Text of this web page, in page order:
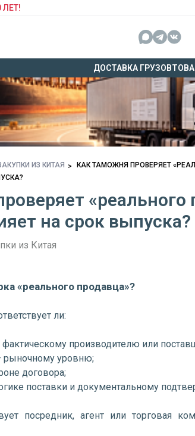
ЛЕТ!
ДОСТАВКА ГРУЗОВ
ИЗ КИТАЯ
КАК ТАМОЖНЯ ПРОВЕРЯЕТ
«реального
на срок выпуска?
из Китая
«реального продавца»?
ли:
производителю или
рыночному уровню;
договора;
поставки и документальному
посредник, агент или торговая